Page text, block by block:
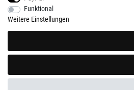
Funktional
Weitere Einstellungen